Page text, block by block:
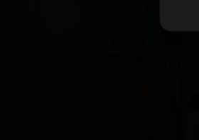
Aktuálně je přehráváno příliš